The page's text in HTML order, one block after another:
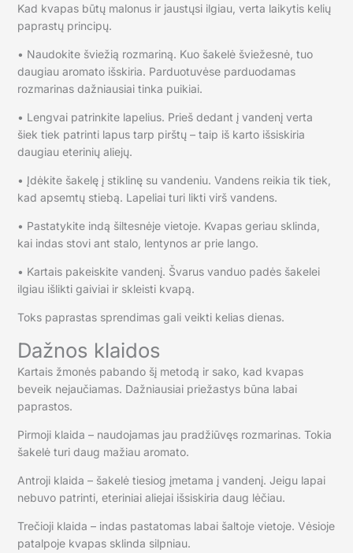
Kad kvapas būtų malonus ir jaustųsi ilgiau, verta laikytis kelių
paprastų principų.
• Naudokite šviežią rozmariną. Kuo šakelė šviežesnė, tuo
daugiau aromato išskiria. Parduotuvėse parduodamas
rozmarinas dažniausiai tinka puikiai.
• Lengvai patrinkite lapelius. Prieš dedant į vandenį verta
šiek tiek patrinti lapus tarp pirštų – taip iš karto išsiskiria
daugiau eterinių aliejų.
• Įdėkite šakelę į stiklinę su vandeniu. Vandens reikia tik tiek,
kad apsemtų stiebą. Lapeliai turi likti virš vandens.
• Pastatykite indą šiltesnėje vietoje. Kvapas geriau sklinda,
kai indas stovi ant stalo, lentynos ar prie lango.
• Kartais pakeiskite vandenį. Švarus vanduo padės šakelei
ilgiau išlikti gaiviai ir skleisti kvapą.
Toks paprastas sprendimas gali veikti kelias dienas.
Dažnos klaidos
Kartais žmonės pabando šį metodą ir sako, kad kvapas
beveik nejaučiamas. Dažniausiai priežastys būna labai
paprastos.
Pirmoji klaida – naudojamas jau pradžiūvęs rozmarinas. Tokia
šakelė turi daug mažiau aromato.
Antroji klaida – šakelė tiesiog įmetama į vandenį. Jeigu lapai
nebuvo patrinti, eteriniai aliejai išsiskiria daug lėčiau.
Trečioji klaida – indas pastatomas labai šaltoje vietoje. Vėsioje
patalpoje kvapas sklinda silpniau.